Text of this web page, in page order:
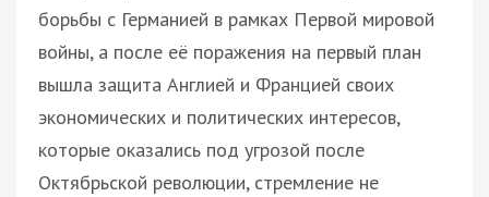
борьбы с Германией в рамках Первой мировой
войны, а после её поражения на первый план
вышла защита Англией и Францией своих
экономических и политических интересов,
которые оказались под угрозой после
Октябрьской революции, стремление не